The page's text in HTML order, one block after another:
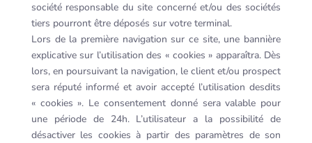
société responsable du site concerné et/ou des sociétés
tiers pourront être déposés sur votre terminal.
Lors de la première navigation sur ce site, une bannière
explicative sur l’utilisation des « cookies » apparaîtra. Dès
lors, en poursuivant la navigation, le client et/ou prospect
sera réputé informé et avoir accepté l’utilisation desdits
« cookies ». Le consentement donné sera valable pour
une période de 24h. L’utilisateur a la possibilité de
désactiver les cookies à partir des paramètres de son